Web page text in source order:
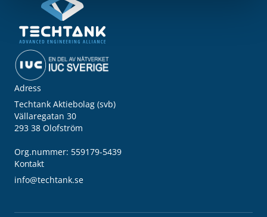
Adress
Techtank Aktiebolag (svb)
Vällaregatan 30
293 38 Olofström
Org.nummer: 559179-5439
Kontakt
info@techtank.se